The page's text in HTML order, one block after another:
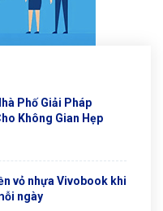
Phố Giải Pháp
Không Gian Hẹp
vỏ nhựa Vivobook khi
ngày